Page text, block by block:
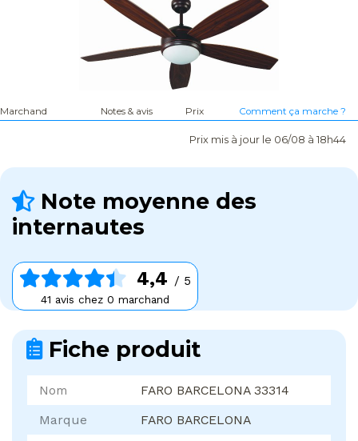
Marchand Notes & avis Prix Comment ça marche ?
Prix mis à jour le 06/08 à 18h44
Note moyenne des
internautes
4,4 / 5
41 avis chez 0 marchand
Fiche produit
Nom
FARO BARCELONA 33314
Marque
FARO BARCELONA